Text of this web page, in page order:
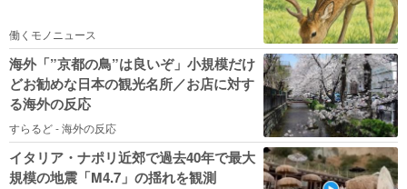
働くモノニュース
海外「”京都の鳥”は良いぞ」小規模だけ
どお勧めな日本の観光名所／お店に対す
る海外の反応
すらるど - 海外の反応
イタリア・ナポリ近郊で過去40年で最大
規模の地震「M4.7」の揺れを観測